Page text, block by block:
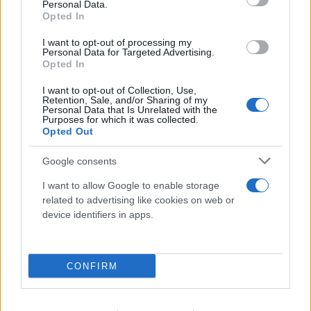
Personal Data.
Opted In
I want to opt-out of processing my
Personal Data for Targeted Advertising.
Opted In
I want to opt-out of Collection, Use,
Retention, Sale, and/or Sharing of my
Personal Data that Is Unrelated with the
Purposes for which it was collected.
Opted Out
Google consents
I want to allow Google to enable storage
related to advertising like cookies on web or
device identifiers in apps.
CONFIRM
Προκλητικός Φιντάν για το Κυπριακό: «Η
ειρήνη οφείλεται στους Τούρκους